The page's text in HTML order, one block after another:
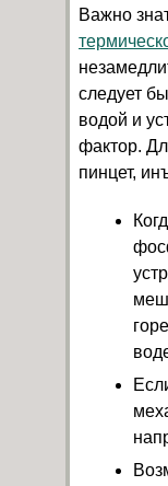
Важно
следует
водой и
фактор.
пинцет,